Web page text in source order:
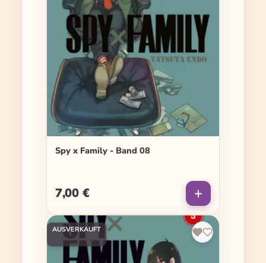
Spy x Family - Band 08
Regulärer Preis:
7,00 €
AUSVERKAUFT